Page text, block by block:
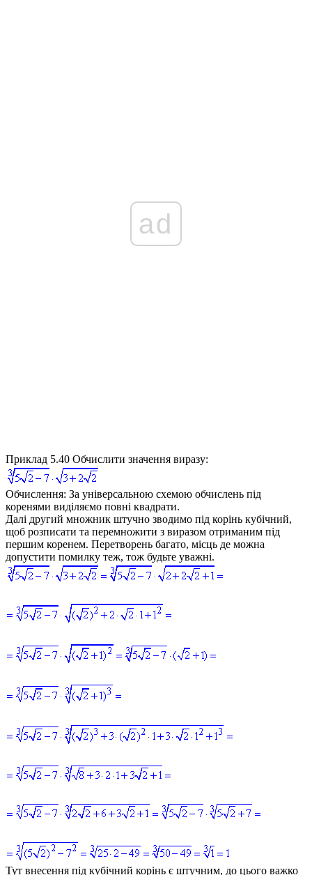
ad
Приклад 5.40 Обчислити значення виразу:
Обчислення: За універсальною схемою обчислень під
коренями виділяємо повні квадрати.
Далі другий множник штучно зводимо під корінь кубічний,
щоб розписати та перемножити з виразом отриманим під
першим коренем. Перетворень багато, місць де можна
допустити помилку теж, тож будьте уважні.
Тут внесення під кубічний корінь є штучним, до цього важко